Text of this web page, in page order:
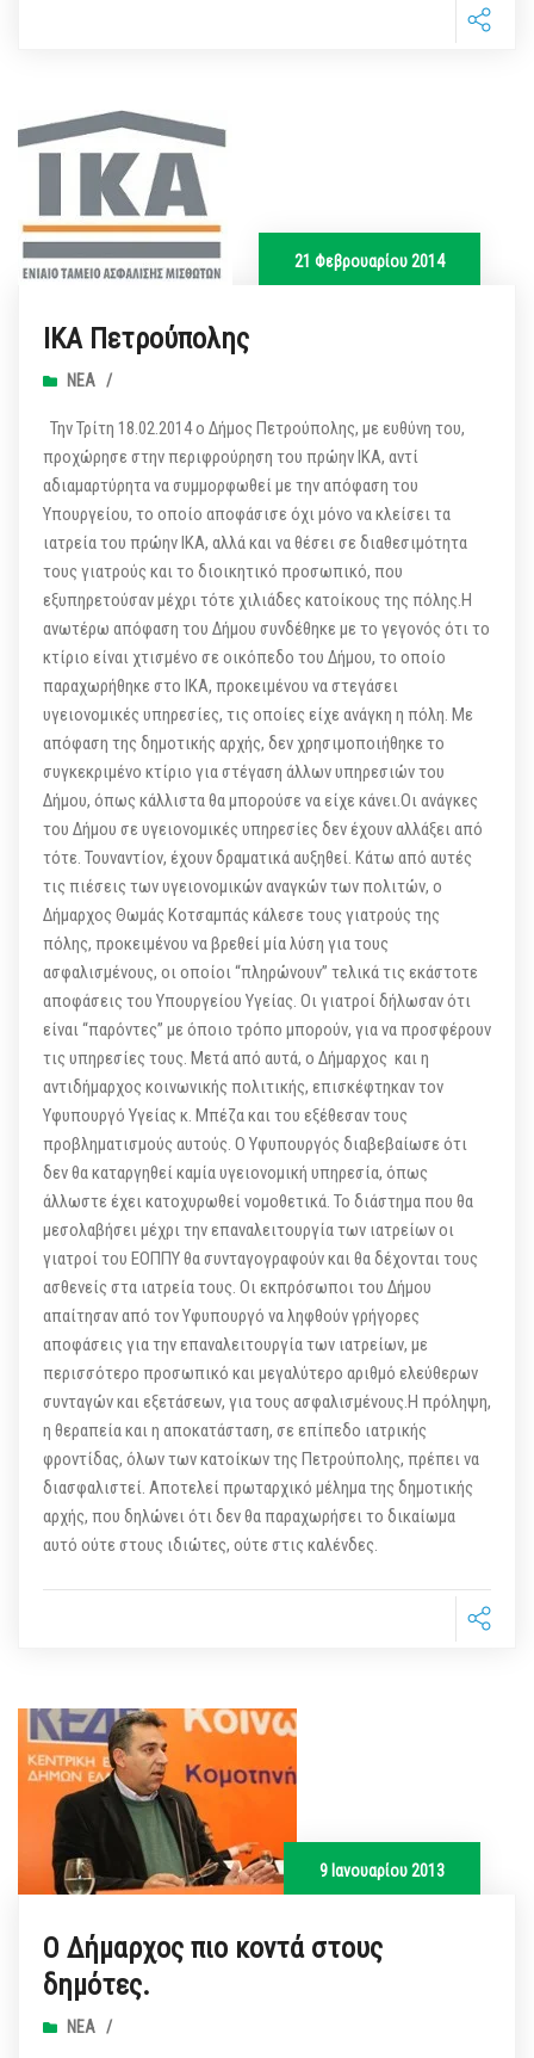
21 Φεβρουαρίου 2014
ΙΚΑ Πετρούπολης
ΝΈΑ /
Την Τρίτη 18.02.2014 ο Δήμος Πετρούπολης, με ευθύνη του,
προχώρησε στην περιφρούρηση του πρώην ΙΚΑ, αντί
αδιαμαρτύρητα να συμμορφωθεί με την απόφαση του
Υπουργείου, το οποίο αποφάσισε όχι μόνο να κλείσει τα
ιατρεία του πρώην ΙΚΑ, αλλά και να θέσει σε διαθεσιμότητα
τους γιατρούς και το διοικητικό προσωπικό, που
εξυπηρετούσαν μέχρι τότε χιλιάδες κατοίκους της πόλης.Η
ανωτέρω απόφαση του Δήμου συνδέθηκε με το γεγονός ότι το
κτίριο είναι χτισμένο σε οικόπεδο του Δήμου, το οποίο
παραχωρήθηκε στο ΙΚΑ, προκειμένου να στεγάσει
υγειονομικές υπηρεσίες, τις οποίες είχε ανάγκη η πόλη. Με
απόφαση της δημοτικής αρχής, δεν χρησιμοποιήθηκε το
συγκεκριμένο κτίριο για στέγαση άλλων υπηρεσιών του
Δήμου, όπως κάλλιστα θα μπορούσε να είχε κάνει.Οι ανάγκες
του Δήμου σε υγειονομικές υπηρεσίες δεν έχουν αλλάξει από
τότε. Τουναντίον, έχουν δραματικά αυξηθεί. Κάτω από αυτές
τις πιέσεις των υγειονομικών αναγκών των πολιτών, ο
Δήμαρχος Θωμάς Κοτσαμπάς κάλεσε τους γιατρούς της
πόλης, προκειμένου να βρεθεί μία λύση για τους
ασφαλισμένους, οι οποίοι “πληρώνουν” τελικά τις εκάστοτε
αποφάσεις του Υπουργείου Υγείας. Οι γιατροί δήλωσαν ότι
είναι “παρόντες” με όποιο τρόπο μπορούν, για να προσφέρουν
τις υπηρεσίες τους. Μετά από αυτά, ο Δήμαρχος και η
αντιδήμαρχος κοινωνικής πολιτικής, επισκέφτηκαν τον
Υφυπουργό Υγείας κ. Μπέζα και του εξέθεσαν τους
προβληματισμούς αυτούς. Ο Υφυπουργός διαβεβαίωσε ότι
δεν θα καταργηθεί καμία υγειονομική υπηρεσία, όπως
άλλωστε έχει κατοχυρωθεί νομοθετικά. Το διάστημα που θα
μεσολαβήσει μέχρι την επαναλειτουργία των ιατρείων οι
γιατροί του ΕΟΠΠΥ θα συνταγογραφούν και θα δέχονται τους
ασθενείς στα ιατρεία τους. Οι εκπρόσωποι του Δήμου
απαίτησαν από τον Υφυπουργό να ληφθούν γρήγορες
αποφάσεις για την επαναλειτουργία των ιατρείων, με
περισσότερο προσωπικό και μεγαλύτερο αριθμό ελεύθερων
συνταγών και εξετάσεων, για τους ασφαλισμένους.Η πρόληψη,
η θεραπεία και η αποκατάσταση, σε επίπεδο ιατρικής
φροντίδας, όλων των κατοίκων της Πετρούπολης, πρέπει να
διασφαλιστεί. Αποτελεί πρωταρχικό μέλημα της δημοτικής
αρχής, που δηλώνει ότι δεν θα παραχωρήσει το δικαίωμα
αυτό ούτε στους ιδιώτες, ούτε στις καλένδες.
9 Ιανουαρίου 2013
Ο Δήμαρχος πιο κοντά στους
δημότες.
ΝΈΑ /